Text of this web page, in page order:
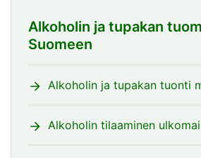
Alkoholin ja tupakan
Suomeen
Alkoholin ja tupakan tuonti
Alkoholin tilaaminen